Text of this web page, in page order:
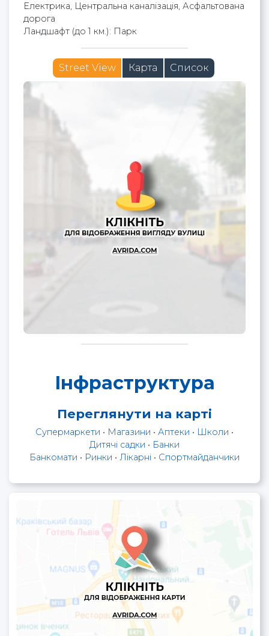
Електрика, Центральна каналізація, Асфальтована
дорога
Ландшафт (до 1 км.): Парк
Street View Карта Список
Інфраструктура
Переглянути на карті
Супермаркети • Магазини • Аптеки • Школи •
Дитячі садки • Банки
Банкомати • Ринки • Лікарні • Спортмайданчики